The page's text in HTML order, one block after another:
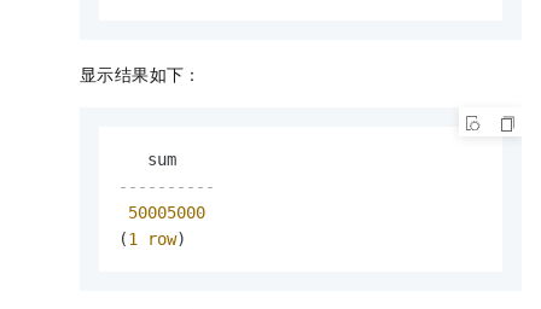
显示结果如下：
----------
50005000
(1 row)